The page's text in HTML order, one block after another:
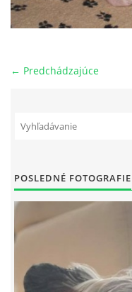
NAŠI PSI
ODKAZY
TORTY
MOJA TVORBA
KONTAKT
← Predchádzajúce
POSLEDNÉ FOTOGRAFIE